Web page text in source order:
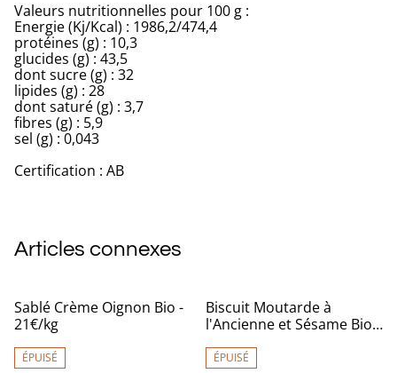
Valeurs nutritionnelles pour 100 g :
Energie (Kj/Kcal) : 1986,2/474,4
protéines (g) : 10,3
glucides (g) : 43,5
dont sucre (g) : 32
lipides (g) : 28
dont saturé (g) : 3,7
fibres (g) : 5,9
sel (g) : 0,043
Certification : AB
Articles connexes
Sablé Crème Oignon Bio -
21€/kg
ÉPUISÉ
Biscuit Moutarde à
l'Ancienne et Sésame Bio -
ÉPUISÉ